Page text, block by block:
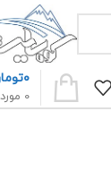
0 مورد
۰